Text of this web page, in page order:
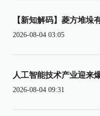
【新知解码】菱方堆垛
2026-08-04 03:05
人工智能技术产业迎来
2026-08-04 09:31